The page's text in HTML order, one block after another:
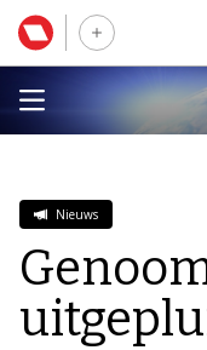
Nieuws